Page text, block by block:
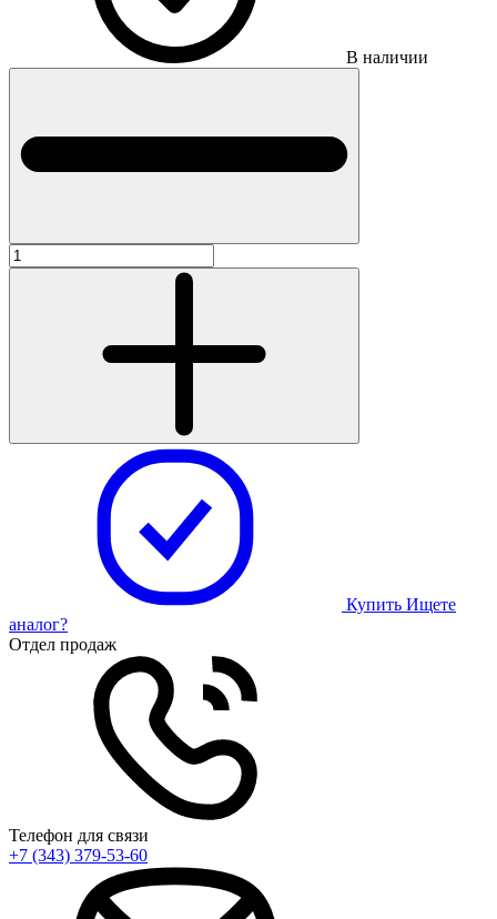
В наличии
Купить Ищете
аналог?
Отдел продаж
Телефон для связи
+7 (343) 379-53-60